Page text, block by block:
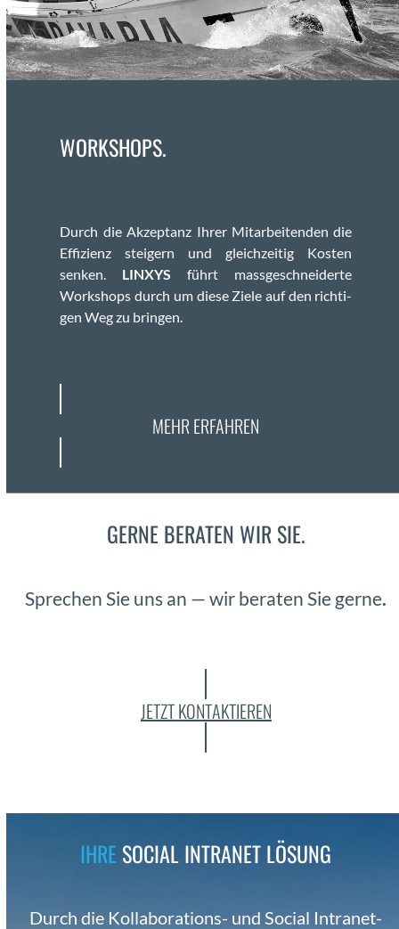
WORKSHOPS.
Durch die Akzep­tanz Ihrer Mitar­bei­t­en­den die
Effizienz steigern und gle­ichzeit­ig Kosten
senken. LINXYS führt mass­geschnei­derte
Work­shops durch um diese Ziele auf den richti­
gen Weg zu brin­gen.
MEHR ERFAHREN
GERNE BERATEN WIR SIE.
Sprechen Sie uns an — wir berat­en Sie gerne.
JETZT KONTAKTIEREN
IHRE SOCIAL INTRANET LÖSUNG
Durch die Kol­lab­o­ra­tions- und Social Intranet-